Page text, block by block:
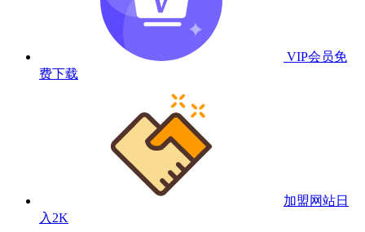
VIP会员免
费下载
加盟网站日
入2K